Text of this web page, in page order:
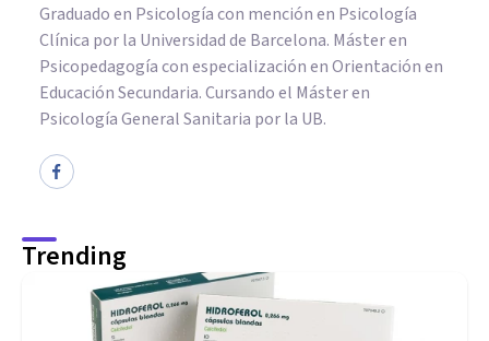
Graduado en Psicología con mención en Psicología
Clínica por la Universidad de Barcelona. Máster en
Psicopedagogía con especialización en Orientación en
Educación Secundaria. Cursando el Máster en
Psicología General Sanitaria por la UB.
Trending